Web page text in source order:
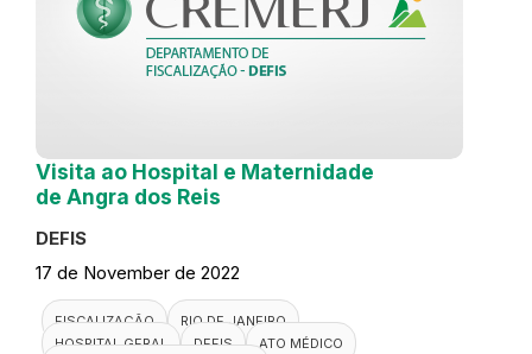
Visita ao Hospital e Maternidade
de Angra dos Reis
DEFIS
17 de November de 2022
FISCALIZAÇÃO
RIO DE JANEIRO
HOSPITAL GERAL
DEFIS
ATO MÉDICO